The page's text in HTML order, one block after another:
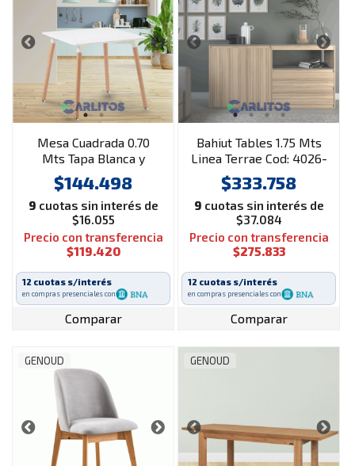
Mesa Cuadrada 0.70
Mts Tapa Blanca y
Patas Roble Eames
$144.498
9 cuotas sin interés de
$16.055
Precio con transferencia
$119.420
12 cuotas s/interés
en compras presenciales con
Comparar
Bahiut Tables 1.75 Mts
Linea Terrae Cod: 4026-
Ccg-Cocobolo-Gris C.
$333.758
9 cuotas sin interés de
$37.084
Precio con transferencia
$275.833
12 cuotas s/interés
en compras presenciales con
Comparar
GENOUD GENOUD